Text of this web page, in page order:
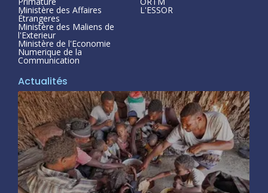
Ministère des Affaires
Étrangeres
Ministère des Maliens de
l'Exterieur
Ministère de l'Economie
Numerique de la
Communication
L'ESSOR
Actualités